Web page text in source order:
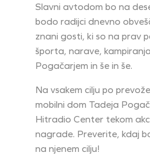
Slavni avtodom bo na
bodo radijci dnevno
znani gosti, ki so na prav
športa, narave,
Pogačarjem in še in še.
Na vsakem cilju po
mobilni dom Tadeja
Hitradio Center tekom
nagrade. Preverite, kdaj
na njenem cilju!